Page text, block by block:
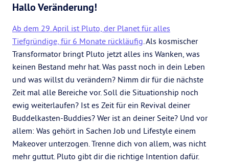
Hallo Veränderung!
Ab dem 29. April ist Pluto, der Planet für alles
Tiefgründige, für 6 Monate rückläufig. Als kosmischer
Transformator bringt Pluto jetzt alles ins Wanken, was
keinen Bestand mehr hat. Was passt noch in dein Leben
und was willst du verändern? Nimm dir für die nächste
Zeit mal alle Bereiche vor. Soll die Situationship noch
ewig weiterlaufen? Ist es Zeit für ein Revival deiner
Buddelkasten-Buddies? Wer ist an deiner Seite? Und vor
allem: Was gehört in Sachen Job und Lifestyle einem
Makeover unterzogen. Trenne dich von allem, was nicht
mehr guttut. Pluto gibt dir die richtige Intention dafür.